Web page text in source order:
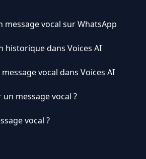
vocal sur WhatsApp
historique dans Voices AI
vocal dans Voices AI
message vocal ?
vocal ?